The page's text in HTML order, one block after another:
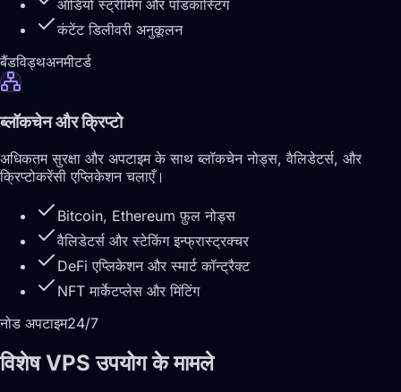
ऑडियो स्ट्रीमिंग और पॉडकास्टिंग
कंटेंट डिलीवरी अनुकूलन
बैंडविड्थअनमीटर्ड
ब्लॉकचेन और क्रिप्टो
अधिकतम सुरक्षा और अपटाइम के साथ ब्लॉकचेन नोड्स, वैलिडेटर्स, और
क्रिप्टोकरेंसी एप्लिकेशन चलाएँ।
Bitcoin, Ethereum फ़ुल नोड्स
वैलिडेटर्स और स्टेकिंग इन्फ्रास्ट्रक्चर
DeFi एप्लिकेशन और स्मार्ट कॉन्ट्रैक्ट
NFT मार्केटप्लेस और मिंटिंग
नोड अपटाइम24/7
विशेष VPS उपयोग के मामले